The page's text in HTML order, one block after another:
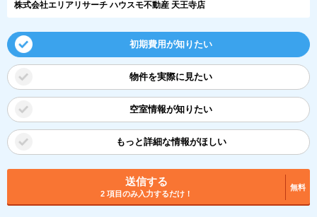
株式会社エリアリサーチ ハウスモ不動産 天王寺店
初期費用が知りたい
物件を実際に見たい
空室情報が知りたい
もっと詳細な情報がほしい
送信する
2 項目のみ入力するだけ！
無料